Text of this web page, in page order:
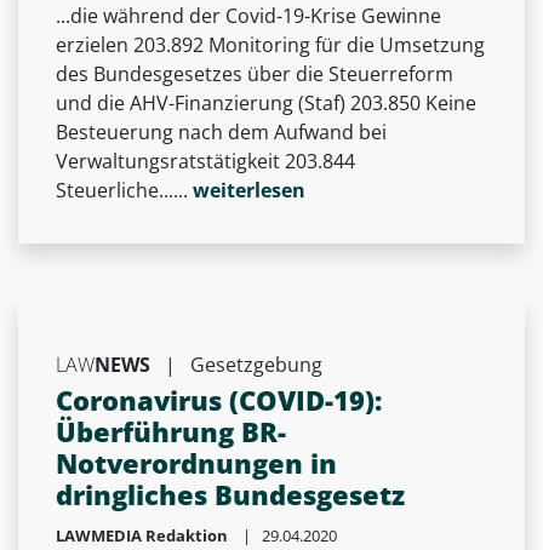
...die während der Covid-19-Krise Gewinne
erzielen 203.892 Monitoring für die Umsetzung
des Bundesgesetzes über die Steuerreform
und die AHV-Finanzierung (Staf) 203.850 Keine
Besteuerung nach dem Aufwand bei
Verwaltungsratstätigkeit 203.844
Steuerliche...... weiterlesen
LAWNEWS | Gesetzgebung
Coronavirus (COVID-19):
Überführung BR-
Notverordnungen in
dringliches Bundesgesetz
LAWMEDIA Redaktion | 29.04.2020